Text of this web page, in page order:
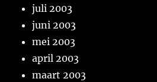
juli 2003
juni 2003
mei 2003
april 2003
maart 2003